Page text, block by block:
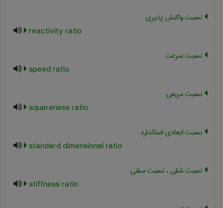
نسبت واکنش پذیری
reactivity ratio
نسبت سرعت
speed ratio
نسبت مربعی
squareness ratio
نسبت ابعادی استاندارد
standard dimensional ratio
نسبت شقی ، نسبت سفتی
stiffness ratio